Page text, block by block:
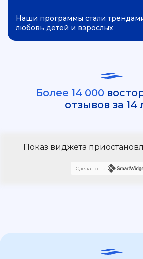
Наши программы стали
любовь детей и взрослых
Более 14 000
отзывов за 14
Показ виджета
Сделано на